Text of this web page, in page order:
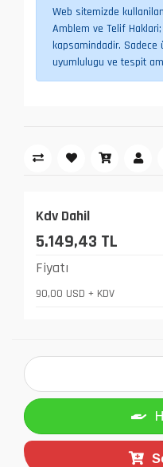
Web sitemizde
Amblem ve Telif
kapsamindadir.
uyumlulugu ve tespit
Kdv Dahil
5.149,43 TL
Fiyatı
90,00 USD + KDV